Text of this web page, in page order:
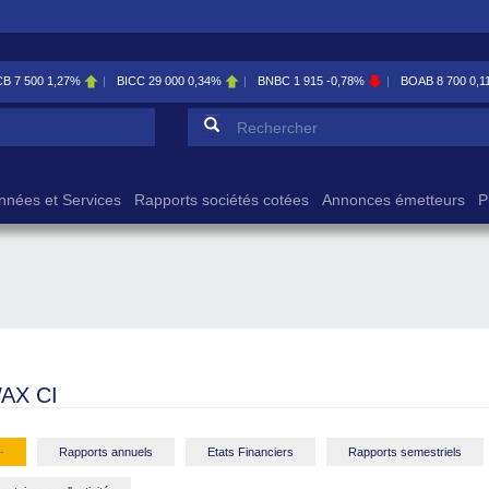
29 000 0,34% BNBC 1 915 -0,78% BOAB 8 700 0,11% BOABF 7 230
Formulaire de
et Services Rapports sociétés cotées Annonces émetteurs
CI
Rapports annuels Etats Financiers Rapports semestriels